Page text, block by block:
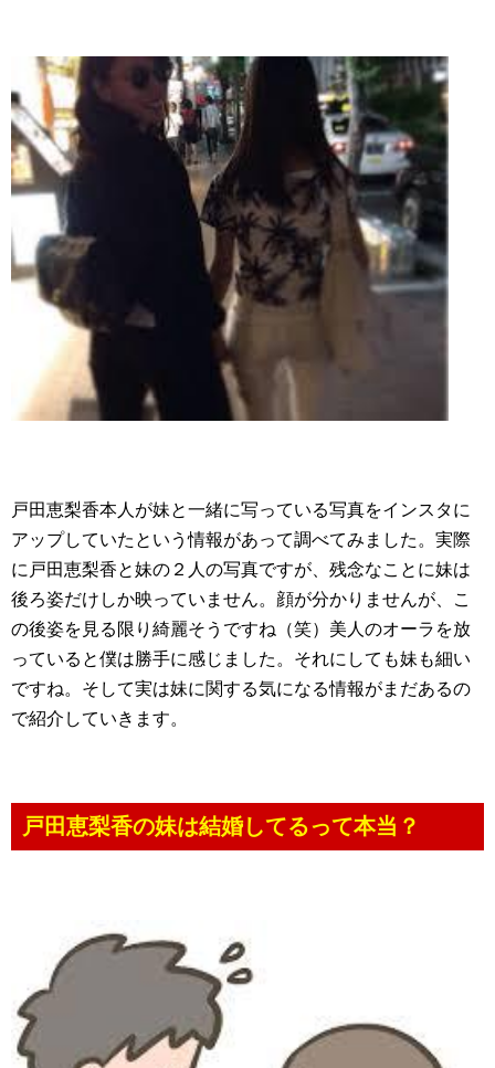
戸田恵梨香本人が妹と一緒に写っている写真をインスタに
アップしていたという情報があって調べてみました。実際
に戸田恵梨香と妹の２人の写真ですが、残念なことに妹は
後ろ姿だけしか映っていません。顔が分かりませんが、こ
の後姿を見る限り綺麗そうですね（笑）美人のオーラを放
っていると僕は勝手に感じました。それにしても妹も細い
ですね。そして実は妹に関する気になる情報がまだあるの
で紹介していきます。
戸田恵梨香の妹は結婚してるって本当？